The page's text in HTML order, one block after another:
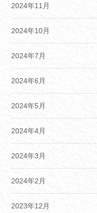
2024年11月
2024年10月
2024年7月
2024年6月
2024年5月
2024年4月
2024年3月
2024年2月
2023年12月